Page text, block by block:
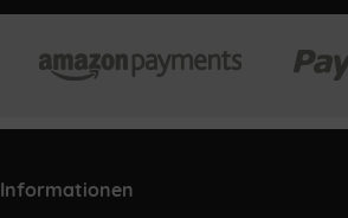
Informationen